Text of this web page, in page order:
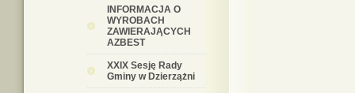
INFORMACJA O
WYROBACH
ZAWIERAJĄCYCH
AZBEST
XXIX Sesję Rady
Gminy w Dzierzążni